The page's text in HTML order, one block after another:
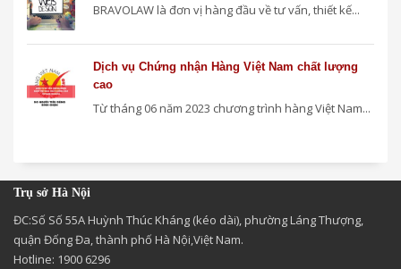
BRAVOLAW là đơn vị hàng đầu về tư vấn, thiết kế...
Dịch vụ Chứng nhận Hàng Việt Nam chất lượng
cao
Từ tháng 06 năm 2023 chương trình hàng Việt Nam...
Trụ sở Hà Nội
ĐC:Số Số 55A Huỳnh Thúc Kháng (kéo dài), phường Láng Thượng,
quận Đống Đa, thành phố Hà Nội,Việt Nam.
Hotline: 1900 6296